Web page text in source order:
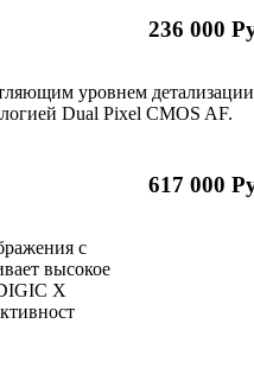
236 000
уровнем
Dual Pixel CMOS AF.
617 000
с
высокое
X